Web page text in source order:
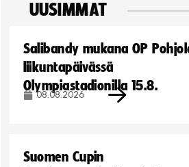
UUSIMMAT
Salibandy mukana OP
liikuntapäivässä
Olympiastadionilla 15.8.
08.08.2026
Suomen Cupin